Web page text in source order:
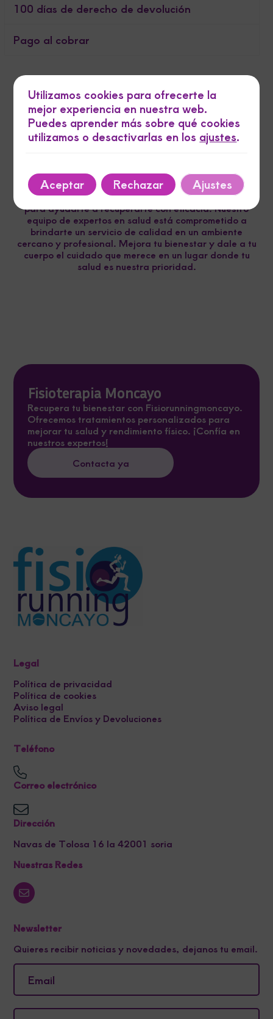
100 días de derecho de devolución
Pago al cobrar
En Fisiorunningmoncayo, entendemos tus necesidades.
Ofrecemos fisioterapia y rehabilitación personalizadas
para ayudarte a recuperarte con eficacia. Nuestro
equipo de expertos en salud está comprometido a
brindarte un servicio de calidad en un ambiente
cercano y profesional. Mejora tu bienestar y dale a tu
cuerpo el cuidado que merece en un lugar donde tu
salud es nuestra prioridad.
Fisioterapia Moncayo
Recupera tu bienestar con Fisiorunningmoncayo.
Ofrecemos tratamientos personalizados para
mejorar tu salud y rendimiento físico. ¡Confía en
nuestros expertos!
Contacta ya
Legal
Política de privacidad
Política de cookies
Aviso legal
Política de Envíos y Devoluciones
Teléfono
Correo electrónico
Dirección
Navas de Tolosa 16 la 42001 soria
Nuestras Redes
Newsletter
Quieres recibir noticias y novedades, dejanos tu email.
Utilizamos cookies para ofrecerte la
mejor experiencia en nuestra web.
Puedes aprender más sobre qué cookies
utilizamos o desactivarlas en los ajustes.
Aceptar Rechazar Ajustes